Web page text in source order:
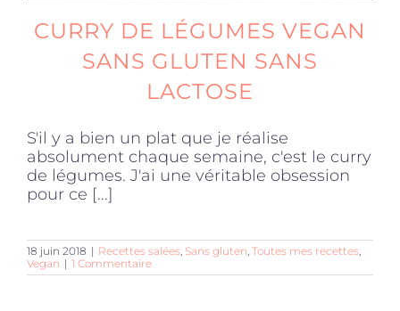
Cours
Offres
CURRY DE LÉGUMES VEGAN
SANS GLUTEN SANS
LACTOSE
S'il y a bien un plat que je réalise
absolument chaque semaine, c'est le curry
de légumes. J'ai une véritable obsession
pour ce [...]
18 juin 2018 | Recettes salées Sans gluten Toutes mes recettes
Vegan | 1 Commentaire